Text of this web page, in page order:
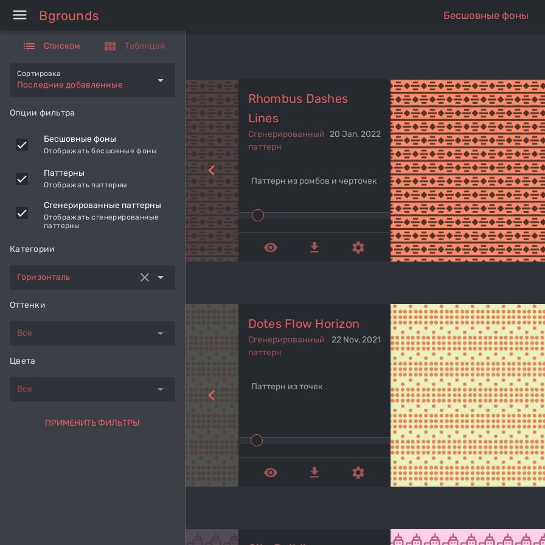
menu Bgrounds Бесшовные фоны
list Списком view_module Таблицей
Последние добавленные
Сортировка arrow_drop_down
Опции фильтра
Бесшовные фоны
Отображать бесшовные фоны
Паттерны
Отображать паттерны
Сгенерированные паттерны
Отображать сгенерированные
паттерны
Категории
Горизонталь clear arrow_drop_down
Оттенки
Все arrow_drop_down
Цвета
Все arrow_drop_down
ПРИМЕНИТЬ ФИЛЬТРЫ
navigate_before
Rhombus Dashes
Lines
20 Jan, 2022
Сгенерированный
паттерн
Паттерн из ромбов и черточек
remove_red_eye get_app settings
navigate_before
Dotes Flow Horizon
22 Nov, 2021
Сгенерированный
паттерн
Паттерн из точек
remove_red_eye get_app settings